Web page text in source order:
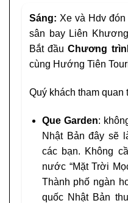
Sáng: Xe và Hdv
sân bay Liên
Bắt đầuChương
cùng Hướng Tiên
Quý khách tham quan
Que Garden:
Nhật Bản đây sẽ
các bạn. Không
nước “Mặt Trời
Thành phố ngàn
quốc Nhật Bản